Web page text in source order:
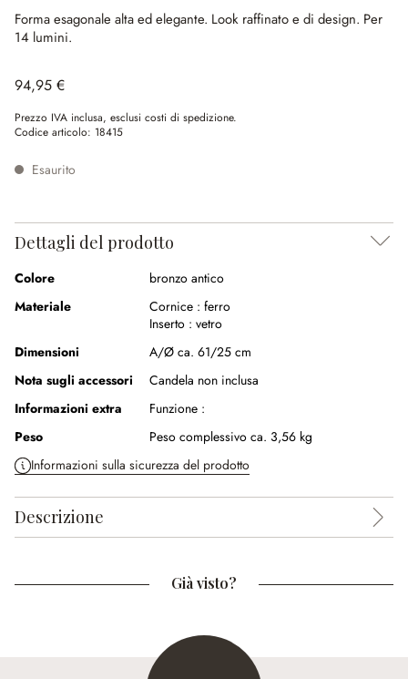
Forma esagonale alta ed elegante. Look raffinato e di design. Per
14 lumini.
94,95 €
Prezzo IVA inclusa, esclusi costi di spedizione.
Codice articolo: 18415
Esaurito
Dettagli del prodotto
Colore
bronzo antico
Materiale
Cornice : ferro
Inserto : vetro
Dimensioni
A/Ø ca. 61/25 cm
Nota sugli accessori
Candela non inclusa
Informazioni extra
Funzione :
Peso
Peso complessivo ca. 3,56 kg
Informazioni sulla sicurezza del prodotto
Descrizione
Già visto?